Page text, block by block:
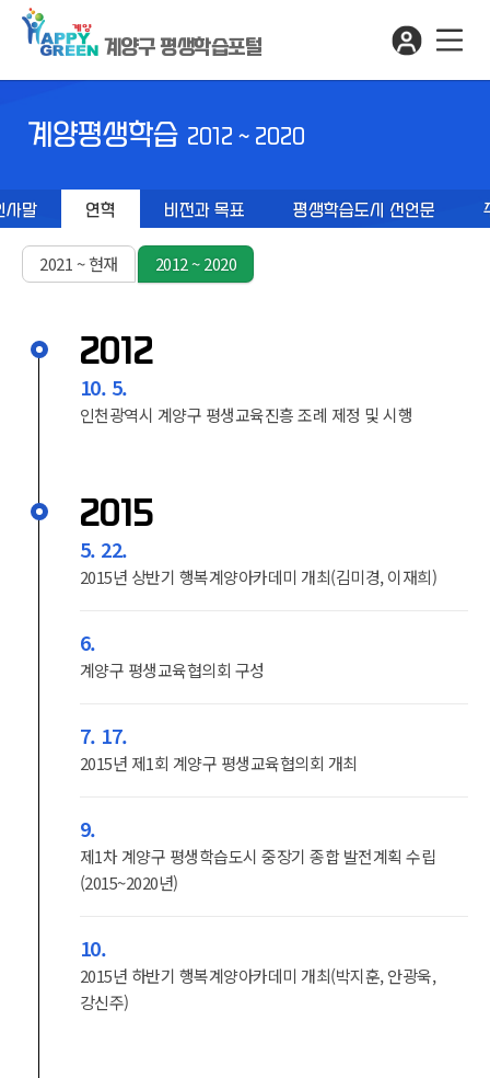
계양구 평생학습포털
계양평생학습 2012 ~ 2020
사말 연혁 비전과 목표 평생학습도시 선언문
2021 ~ 현재 2012 ~ 2020
2012
10. 5.
인천광역시 계양구 평생교육진흥 조례 제정 및 시행
2015
5. 22.
2015년 상반기 행복계양아카데미 개최(김미경, 이재희)
6.
계양구 평생교육협의회 구성
7. 17.
2015년 제1회 계양구 평생교육협의회 개최
9.
제1차 계양구 평생학습도시 중장기 종합 발전계획 수립
(2015~2020년)
10.
2015년 하반기 행복계양아카데미 개최(박지훈, 안광욱,
강신주)